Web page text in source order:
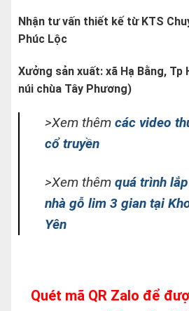
Nhận tư vấn thiết kế từ KTS
Phúc Lộc
Xưởng sản xuất: xã Hạ Bằng, Tp
núi chùa Tây Phương)
>Xem thêm các video
cổ truyền
>Xem thêm quá trình
nhà gỗ lim 3 gian tại
Yên
Quét mã QR Zalo để